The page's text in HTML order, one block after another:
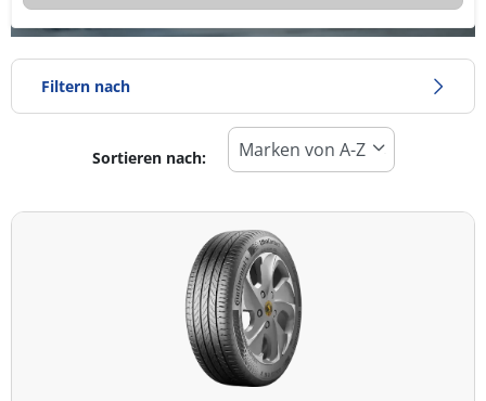
Filtern nach
Reifentyp
Alle Arten (22)
Ganzjahresreifen (1)
Sortieren nach: